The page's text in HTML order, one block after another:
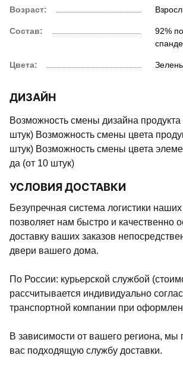
Возраст:
Состав:
92%
Цвета:
ДИЗАЙН
Возможность смены дизайна
штук) Возможность смены цвета
штук) Возможность смены цвета
да (от 10 штук)
УСЛОВИЯ ДОСТАВКИ
Безупречная система логистики
позволяет нам быстро и качественно
доставку ваших заказов
двери вашего дома.
По России: курьерской службой
рассчитывается индивидуально
транспортной компании при
В зависимости от вашего региона, мы
вас подходящую службу доставки.